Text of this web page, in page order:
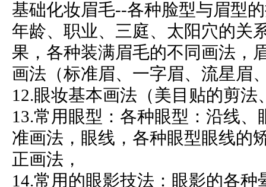
基础化妆眉毛--各种脸型与眉型
年龄、职业、三庭、太阳穴的关
果，各种装满眉毛的不同画法，
画法（标准眉、一字眉、流星眉
12.眼妆基本画法（美目贴的剪法
13.常用眼型：各种眼型：沿线
准画法，眼线，各种眼型眼线的
正画法，
14.常用的眼影技法：眼影的各